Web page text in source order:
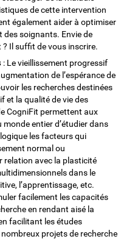
de cette intervention
également aider à optimiser
des soignants. Envie de
Il suffit de vous inscrire.
: Le vieillissement progressif
de l’espérance de
les recherches destinées
et la qualité de vie des
CogniFit permettent aux
entier d’étudier dans
les facteurs qui
normal ou
relation avec la plasticité
dans le
l’apprentissage, etc.
facilement les capacités
en rendant aisé la
facilitant les études
projets de recherche